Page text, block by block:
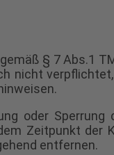
§ 7 Abs.1
nicht
oder
Zeitpunkt der
entfernen.